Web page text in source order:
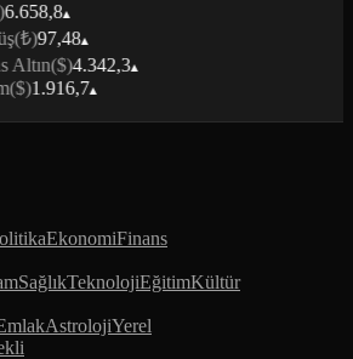
6.658,8
(₺)97,48
Altın($)4.342,3
($)1.916,7
EkonomiFinans
SağlıkTeknolojiEğitimKültür
AstrolojiYerel